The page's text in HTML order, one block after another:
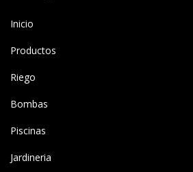
Inicio
Productos
Riego
Bombas
Piscinas
Jardineria